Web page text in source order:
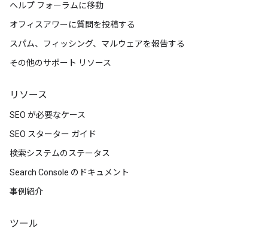
ヘルプ フォーラムに移動
オフィスアワーに質問を投稿する
スパム、フィッシング、マルウェアを報告する
その他のサポート リソース
リソース
SEO が必要なケース
SEO スターター ガイド
検索システムのステータス
Search Console のドキュメント
事例紹介
ツール